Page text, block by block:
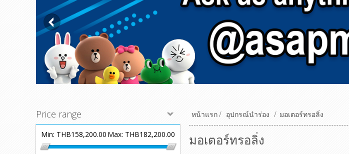
หน้าแรก/ อุปกรณ์นำร่อง / มอเตอร์ทรอลิ่ง
มอเตอร์ทรอลิ่ง
Price range
Min: THB158,200.00 Max: THB182,200.00